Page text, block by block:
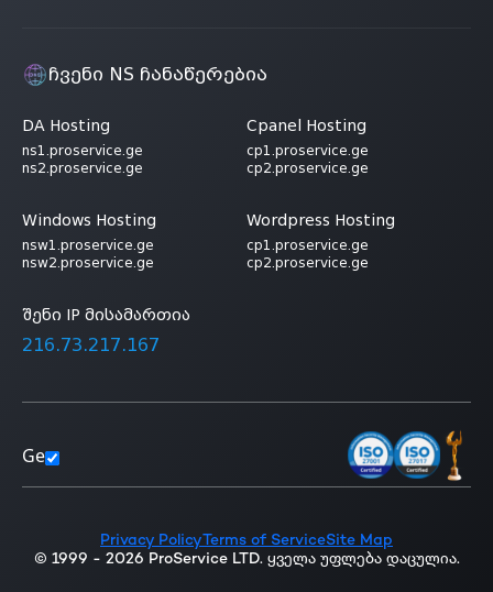
ჩვენი NS ჩანაწერებია
DA Hosting
ns1.proservice.ge
ns2.proservice.ge
Cpanel Hosting
cp1.proservice.ge
cp2.proservice.ge
Windows Hosting
nsw1.proservice.ge
nsw2.proservice.ge
Wordpress Hosting
cp1.proservice.ge
cp2.proservice.ge
შენი IP მისამართია
216.73.217.167
Ge
Privacy PolicyTerms of ServiceSite Map
© 1999 - 2026 ProService LTD. ყველა უფლება დაცულია.